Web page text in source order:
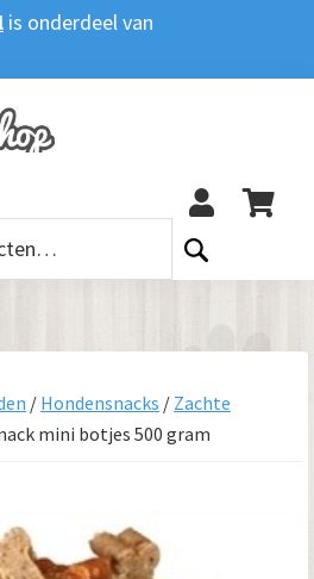
is onderdeel van
/ Hondensnacks / Zachte
mini botjes 500 gram